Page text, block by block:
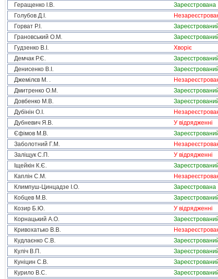
Геращенко І.В.
Зареєстрована
Голубов Д.І.
Горват Р.І.
Грановський О.М.
Гудзенко В.І.
Хворіє
Демчак Р.Є.
Денисенко В.І.
Джемілєв М. .
Дмитренко О.М.
Довбенко М.В.
Дубінін О.І.
Дубневич Я.В.
У відрядженні
Єфімов М.В.
Заболотний Г.М.
Заліщук С.П.
У відрядженні
Іщейкін К.Є.
Каплін С.М.
Климпуш-Цинцадзе І.О.
Зареєстрована
Кобцев М.В.
Козир Б.Ю.
У відрядженні
Корнацький А.О.
Кривохатько В.В.
Кудлаєнко С.В.
Куліч В.П.
Куніцин С.В.
Курило В.С.